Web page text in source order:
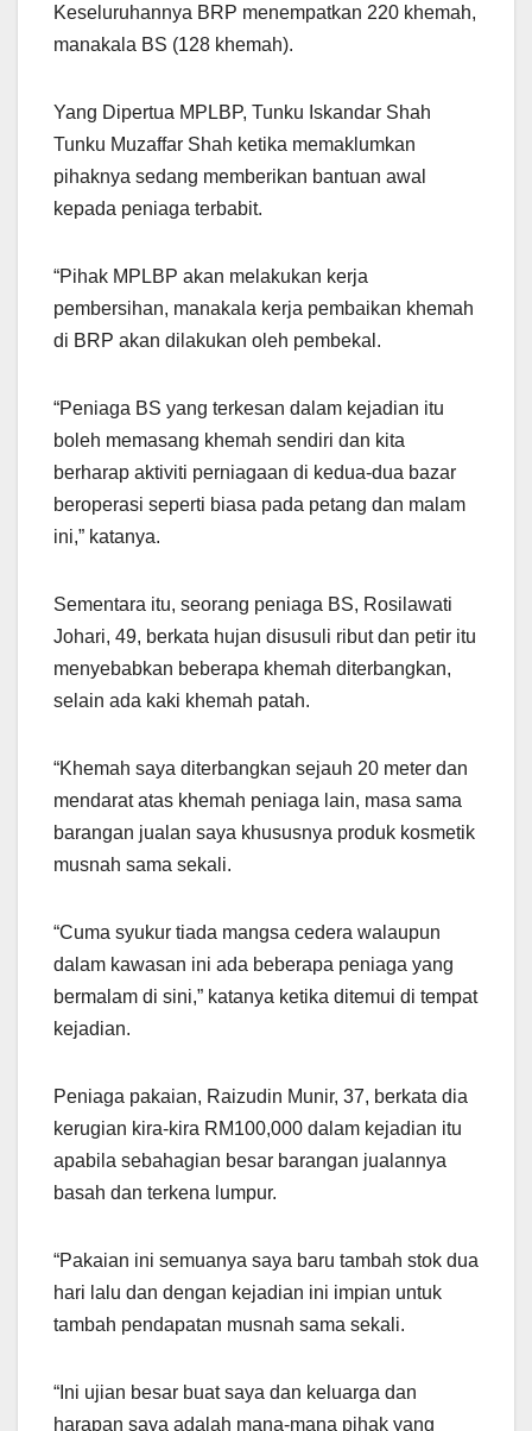
Keseluruhannya BRP menempatkan 220 khemah,
manakala BS (128 khemah).
Yang Dipertua MPLBP, Tunku Iskandar Shah
Tunku Muzaffar Shah ketika memaklumkan
pihaknya sedang memberikan bantuan awal
kepada peniaga terbabit.
“Pihak MPLBP akan melakukan kerja
pembersihan, manakala kerja pembaikan khemah
di BRP akan dilakukan oleh pembekal.
“Peniaga BS yang terkesan dalam kejadian itu
boleh memasang khemah sendiri dan kita
berharap aktiviti perniagaan di kedua-dua bazar
beroperasi seperti biasa pada petang dan malam
ini,” katanya.
Sementara itu, seorang peniaga BS, Rosilawati
Johari, 49, berkata hujan disusuli ribut dan petir itu
menyebabkan beberapa khemah diterbangkan,
selain ada kaki khemah patah.
“Khemah saya diterbangkan sejauh 20 meter dan
mendarat atas khemah peniaga lain, masa sama
barangan jualan saya khususnya produk kosmetik
musnah sama sekali.
“Cuma syukur tiada mangsa cedera walaupun
dalam kawasan ini ada beberapa peniaga yang
bermalam di sini,” katanya ketika ditemui di tempat
kejadian.
Peniaga pakaian, Raizudin Munir, 37, berkata dia
kerugian kira-kira RM100,000 dalam kejadian itu
apabila sebahagian besar barangan jualannya
basah dan terkena lumpur.
“Pakaian ini semuanya saya baru tambah stok dua
hari lalu dan dengan kejadian ini impian untuk
tambah pendapatan musnah sama sekali.
“Ini ujian besar buat saya dan keluarga dan
harapan saya adalah mana-mana pihak yang